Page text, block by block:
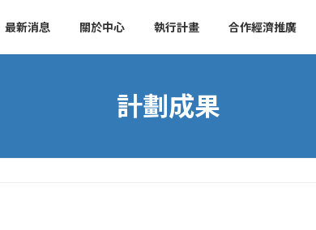
最新消息 關於中心 執行計畫 合作經濟推廣
計劃成果